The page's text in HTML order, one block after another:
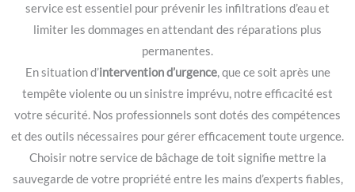
service est essentiel pour prévenir les infiltrations d’eau et
limiter les dommages en attendant des réparations plus
permanentes.
En situation d’intervention d’urgence, que ce soit après une
tempête violente ou un sinistre imprévu, notre efficacité est
votre sécurité. Nos professionnels sont dotés des compétences
et des outils nécessaires pour gérer efficacement toute urgence.
Choisir notre service de bâchage de toit signifie mettre la
sauvegarde de votre propriété entre les mains d’experts fiables,